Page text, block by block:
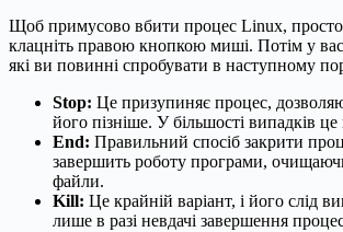
Щоб примусово вбити процес Linux, просто
клацніть правою кнопкою миші. Потім у вас
які ви повинні спробувати в наступному
Stop: Це призупиняє процес,
його пізніше. У більшості випадків
End: Правильний спосіб закрити
завершить роботу програми,
файли.
Kill: Це крайній варіант, і його слід
лише в разі невдачі завершення